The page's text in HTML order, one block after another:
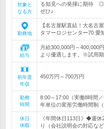
対象と
なる方
る知見への発揮に期待 ◎
ぜひ♪
勤務地
【名古屋駅直結！大名古
タマーロジセンター70 愛
給与
月給300,000円～400,000
より優遇します。※試用
初年度
年収
450万円～700万円
勤務
時間
8:00～17:00（実働8時間
年単位の変形労働時間制
休日
休暇
《年間休日113日》◆週
り（会社説明会の対応な